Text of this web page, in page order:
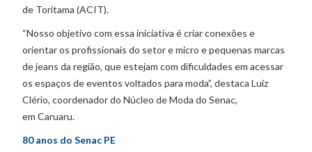
de Toritama (ACIT).
“Nosso objetivo com essa iniciativa é criar conexões e
orientar os profissionais do setor e micro e pequenas marcas
de jeans da região, que estejam com dificuldades em acessar
os espaços de eventos voltados para moda”, destaca Luiz
Clério, coordenador do Núcleo de Moda do Senac,
em Caruaru.
80 anos do Senac PE